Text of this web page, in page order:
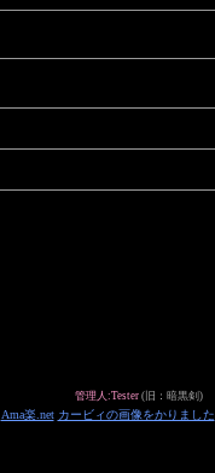
管理人:Tester (旧：暗黒剣)
Ama楽.net カービィの画像をかりました